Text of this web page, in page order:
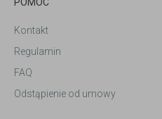
Kontakt
Regulamin
FAQ
Odstąpienie od umowy